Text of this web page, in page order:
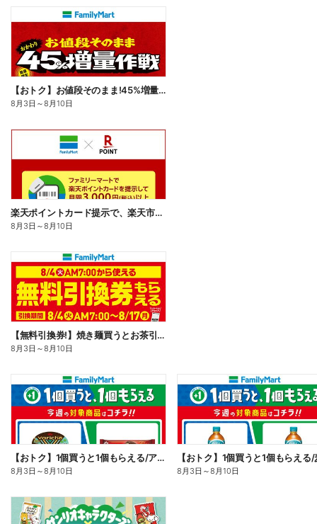
【おトク】お値段そのまま!45%増量作戦!
8月3日 ～8月10日
楽天ポイントカード提示で、楽天市場でのお買い物がおトクに!
8月3日 ～8月10日
【無料引換券!】焼き麺買うとお茶引換券貰える!
8月3日 ～8月10日
【おトク】1個買うと1個もらえる/アイス
8月3日 ～8月10日
【おトク】1個買うと1個もらえる
8月3日 ～8月10日